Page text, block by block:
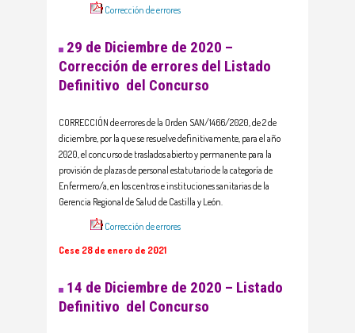
Corrección de errores
29 de Diciembre de 2020 –
Corrección de errores del Listado
Definitivo del Concurso
CORRECCIÓN de errores de la Orden SAN/1466/2020, de 2 de
diciembre, por la que se resuelve definitivamente, para el año
2020, el concurso de traslados abierto y permanente para la
provisión de plazas de personal estatutario de la categoría de
Enfermero/a, en los centros e instituciones sanitarias de la
Gerencia Regional de Salud de Castilla y León.
Corrección de errores
Cese 28 de enero de 2021
14 de Diciembre de 2020 – Listado
Definitivo del Concurso